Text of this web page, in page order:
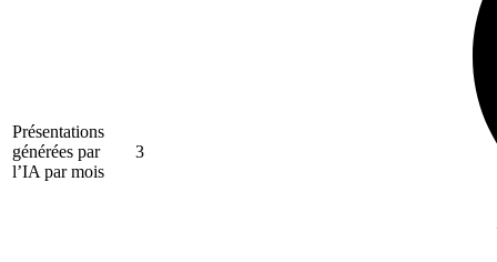
Présentations
générées par
l’IA par mois
3